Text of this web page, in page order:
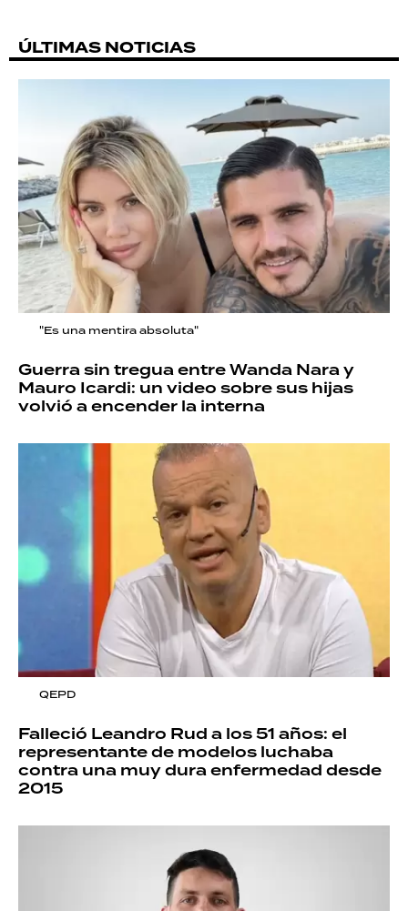
ÚLTIMAS NOTICIAS
"Es una mentira absoluta"
Guerra sin tregua entre Wanda Nara y
Mauro Icardi: un video sobre sus hijas
volvió a encender la interna
QEPD
Falleció Leandro Rud a los 51 años: el
representante de modelos luchaba
contra una muy dura enfermedad desde
2015